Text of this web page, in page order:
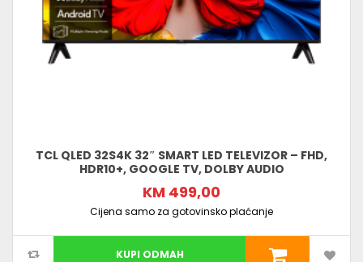
TCL QLED 32S4K 32″ SMART LED TELEVIZOR – FHD,
HDR10+, GOOGLE TV, DOLBY AUDIO
KM 499,00
Cijena samo za gotovinsko plaćanje
KUPI ODMAH